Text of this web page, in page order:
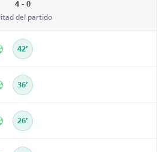
4 - 0
del partido
42’
36’
26’